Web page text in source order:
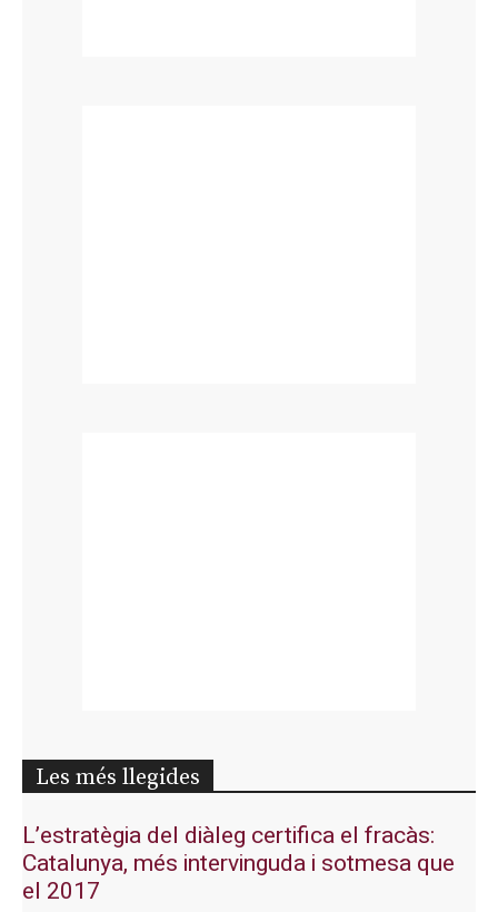
Les més llegides
L’estratègia del diàleg certifica el fracàs:
Catalunya, més intervinguda i sotmesa que
el 2017